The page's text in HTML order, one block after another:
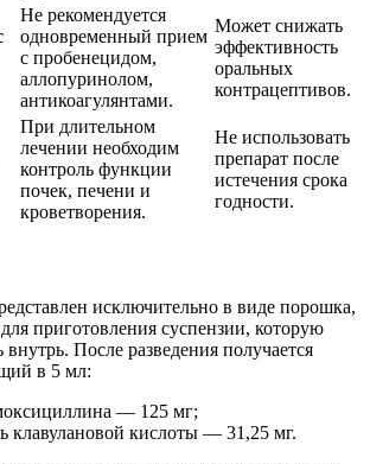
Не рекомендуется
одновременный прием
с пробенецидом,
аллопуринолом,
антикоагулянтами.
Может снижать
эффективность
оральных
контрацептивов.
При длительном
лечении необходим
контроль функции
почек, печени и
кроветворения.
Не использовать
препарат после
истечения срока
годности.
исключительно в виде порошка,
приготовления суспензии, которую
После разведения получается
в 5 мл:
— 125 мг;
клавулановой кислоты — 31,25 мг.